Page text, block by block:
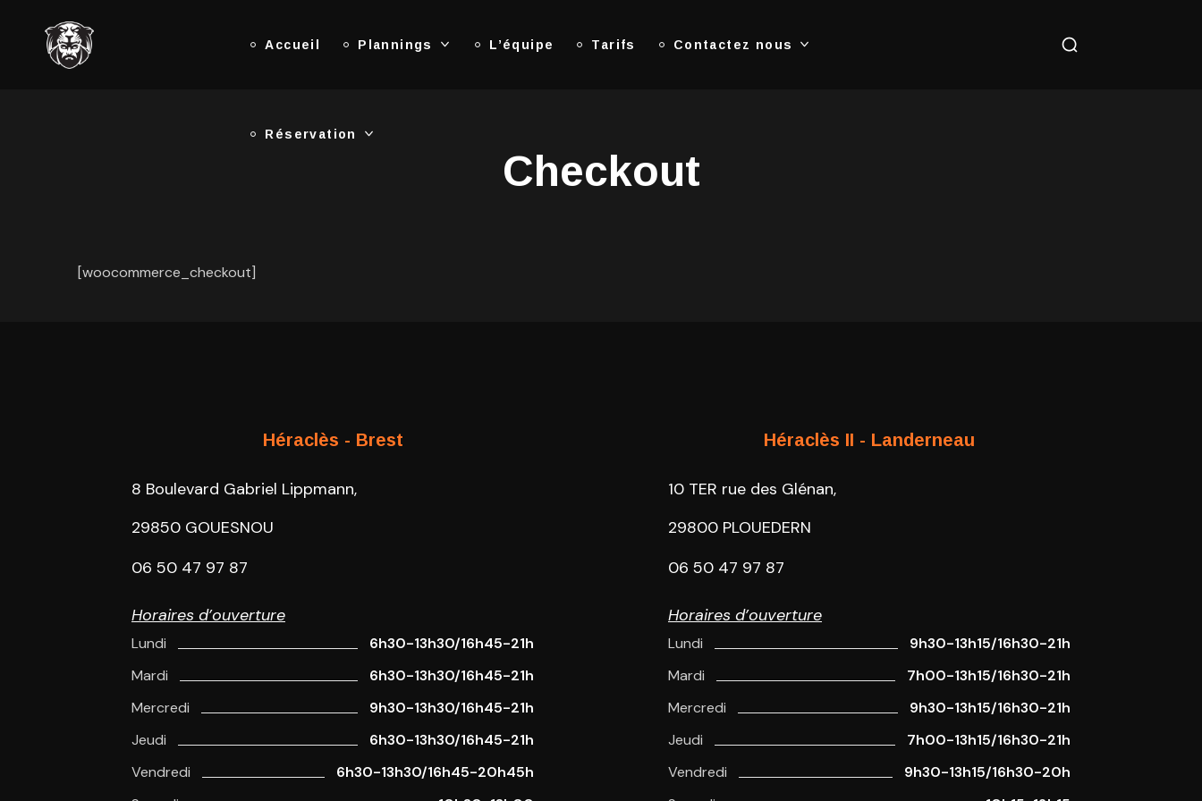
Accueil Plannings L’équipe Tarifs Contactez nous
Réservation
Réservation
Checkout
[woocommerce_checkout]
Héraclès - Brest
8 Boulevard Gabriel Lippmann,
29850 GOUESNOU
06 50 47 97 87
Horaires d’ouverture
Lundi
6h30-13h30/16h45-21h
Mardi
6h30-13h30/16h45-21h
Mercredi
9h30-13h30/16h45-21h
Jeudi
6h30-13h30/16h45-21h
Vendredi
6h30-13h30/16h45-20h45h
Héraclès II - Landerneau
10 TER rue des Glénan,
29800 PLOUEDERN
06 50 47 97 87
Horaires d’ouverture
Lundi
9h30-13h15/16h30-21h
Mardi
7h00-13h15/16h30-21h
Mercredi
9h30-13h15/16h30-21h
Jeudi
7h00-13h15/16h30-21h
Vendredi
9h30-13h15/16h30-20h